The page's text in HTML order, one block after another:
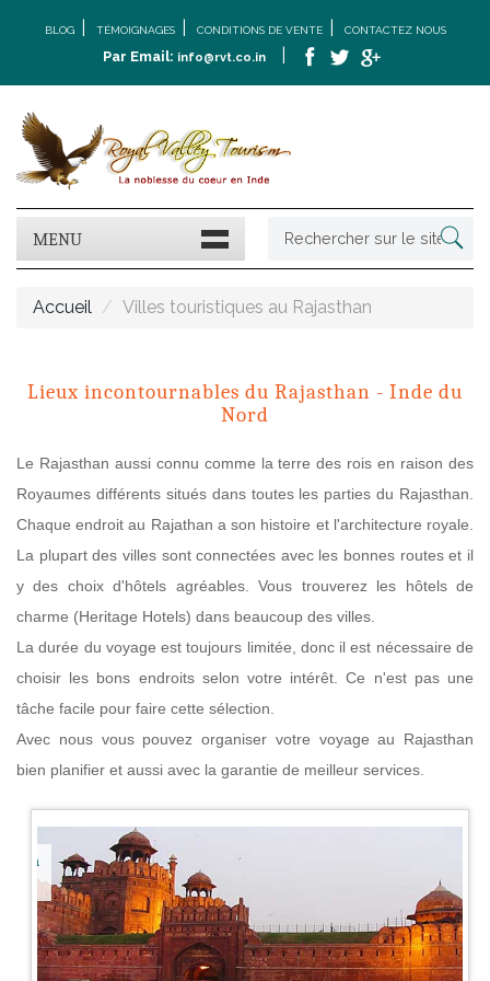
BLOG TÉMOIGNAGES CONDITIONS DE VENTE CONTACTEZ NOUS
Par Email: info@rvt.co.in
MENU
Accueil Villes touristiques au Rajasthan
Lieux incontournables du Rajasthan - Inde du
Nord
Le Rajasthan aussi connu comme la terre des rois en raison des
Royaumes différents situés dans toutes les parties du Rajasthan.
Chaque endroit au Rajathan a son histoire et l'architecture royale.
La plupart des villes sont connectées avec les bonnes routes et il
y des choix d'hôtels agréables. Vous trouverez les hôtels de
charme (Heritage Hotels) dans beaucoup des villes.
La durée du voyage est toujours limitée, donc il est nécessaire de
choisir les bons endroits selon votre intérêt. Ce n'est pas une
tâche facile pour faire cette sélection.
Avec nous vous pouvez organiser votre voyage au Rajasthan
bien planifier et aussi avec la garantie de meilleur services.
la